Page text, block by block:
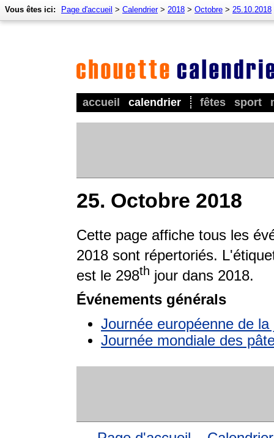
accueil calendrier fêtes sport
Vous êtes ici: Page d'accueil > Calendrier> 2018 > Octobre > 25.10.2018
25. Octobre 2018
Cette page affiche tous les
2018 sont répertoriés.
est le 298th jour dans 2018.
Événements générals
Journée européenne de la
Journée mondiale des